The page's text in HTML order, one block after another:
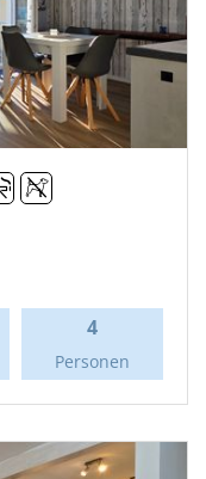
4
Personen